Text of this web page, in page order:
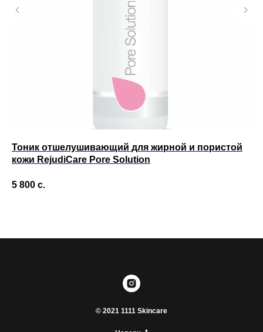
Тоник отшелушивающий для жирной и пористой
кожи RejudiCare Pore Solution
5 800 с.
© 2021 1111 Skincare